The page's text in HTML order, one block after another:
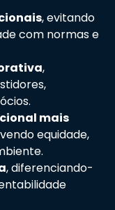
, evitando
com normas e
,
mais
equidade,
, diferenciando-